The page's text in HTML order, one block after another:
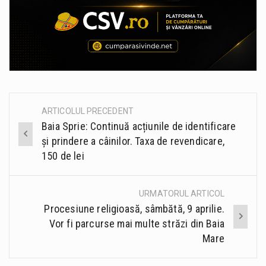
Post
navigation
ARTICOLUL PRECEDENT
Baia Sprie: Continuă acțiunile de identificare
și prindere a câinilor. Taxa de revendicare,
150 de lei
URMATORUL ARTICOL
Procesiune religioasă, sâmbătă, 9 aprilie.
Vor fi parcurse mai multe străzi din Baia
Mare